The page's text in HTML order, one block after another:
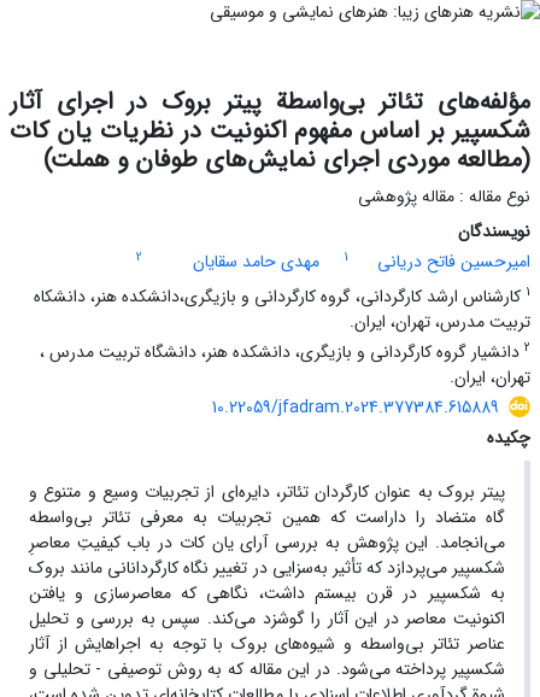
مؤلفه‌های تئاتر بی‌واسطة پیتر بروک در اجرای آثار
شکسپیر بر اساس مفهوم اکنونیت در نظریات یان کات
(مطالعه موردی اجرای نمایش‌های طوفان و هملت)
نوع مقاله : مقاله پژوهشی
نویسندگان
امیرحسین فاتح دریانی
1 مهدی حامد سقایان
2
1 کارشناس ارشد کارگردانی، گروه کارگردانی و بازیگری،دانشکده هنر، دانشکاه
تربیت مدرس، تهران، ایران.
2 دانشیار گروه کارگردانی و بازیگری، دانشکده هنر، دانشگاه تربیت مدرس ،
تهران، ایران.
10.22059/jfadram.2024.377384.615889
چکیده
پیتر بروک به عنوان کارگردان تئاتر، دایره‌ای از تجربیات وسیع و متنوع و
گاه متضاد را داراست که همین تجربیات به معرفی تئاتر بی‌واسطه
می‌انجامد. این پژوهش به بررسی آرای یان کات در باب کیفیتِ معاصرِ
شکسپیر می‌پردازد که تأثیر به‌سزایی در تغییر نگاه کارگردانانی مانند بروک
به شکسپیر در قرن بیستم داشت، نگاهی که معاصرسازی و یافتن
اکنونیت معاصر در این آثار را گوشزد می‌کند. سپس به بررسی و تحلیل
عناصر تئاتر بی‌واسطه و شیوه‌های بروک با توجه به اجراهایش از آثار
شکسپیر پرداخته می‌شود. در این مقاله که به روش توصیفی - تحلیلی و